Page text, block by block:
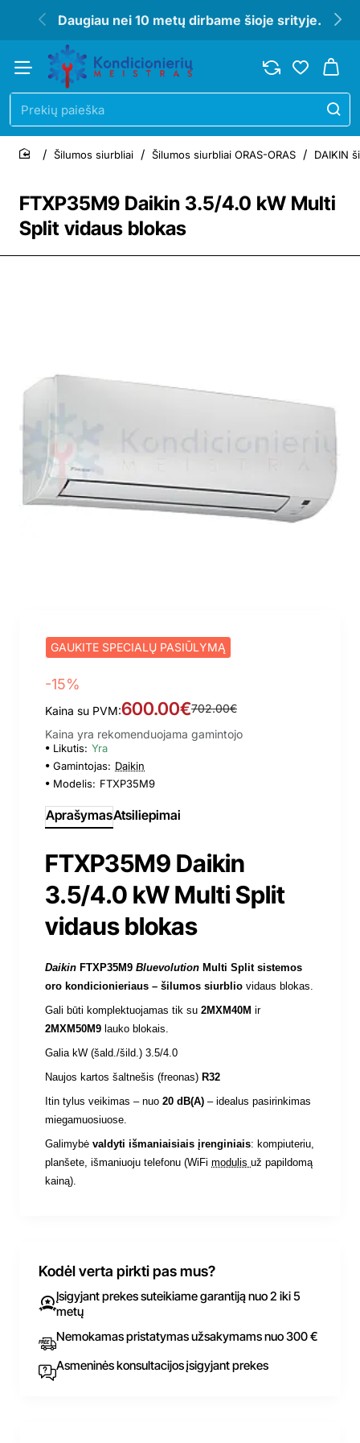
Daugiau nei 10 metų dirbame šioje srityje.
Prekių
paieška
FTXP35M9 Daikin 3.5/4.0 kW Multi
Split vidaus blokas
home
Šilumos siurbliai Šilumos siurbliai ORAS-ORAS DAIKIN
GAUKITE SPECIALŲ PASIŪLYMĄ
-15%
Kaina su PVM:600.00€702.00€
Kaina yra rekomenduojama gamintojo
Likutis: Yra
Gamintojas: Daikin
Modelis: FTXP35M9
AprašymasAtsiliepimai
FTXP35M9 Daikin
3.5/4.0 kW Multi Split
vidaus blokas
Daikin FTXP35M9 Bluevolution Multi Split sistemos
oro kondicionieriaus – šilumos siurblio vidaus blokas
Gali būti komplektuojamas tik su 2MXM40M ir
2MXM50M9 lauko blokais.
Galia kW (šald./šild.) 3.5/4.0
Naujos kartos šaltnešis (freonas) R32
Itin tylus veikimas – nuo 20 dB(A) – idealus pasirinkimas
miegamuosiuose.
Galimybė valdyti išmaniaisiais įrenginiais: kompiuteriu,
planšete, išmaniuoju telefonu (WiFi modulis už papildomą
kainą).
Kodėl verta pirkti pas mus?
Įsigyjant prekes suteikiame garantiją nuo 2 iki 5
metų
Nemokamas pristatymas užsakymams nuo 300 €
Asmeninės konsultacijos įsigyjant prekes